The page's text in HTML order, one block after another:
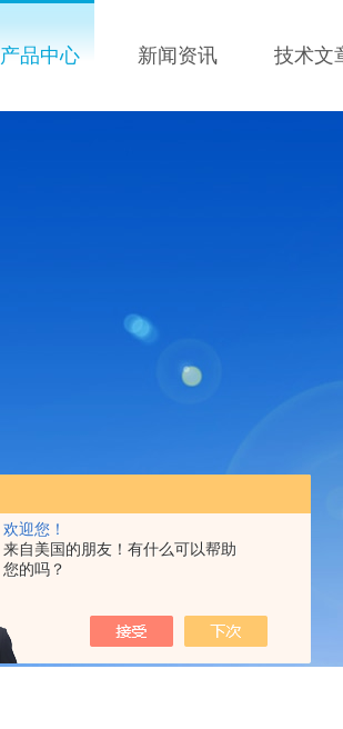
欢迎您！
来自美国的朋友！有什么可以帮助
您的吗？
产品中心 新闻资讯 技术文